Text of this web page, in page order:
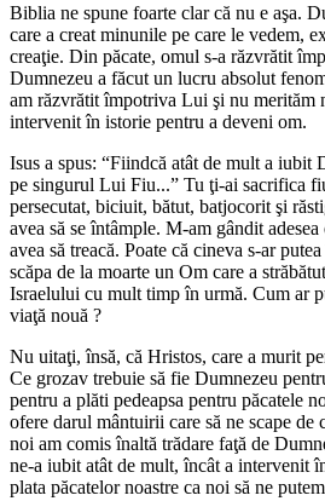
Biblia ne spune foarte clar că nu e aşa.
care a creat minunile pe care le vedem,
creaţie. Din păcate, omul s-a răzvrătit
Dumnezeu a făcut un lucru absolut
am răzvrătit împotriva Lui şi nu merităm
intervenit în istorie pentru a deveni om.
Isus a spus: “Fiindcă atât de mult a iubit
pe singurul Lui Fiu...” Tu ţi-ai sacrifica
persecutat, biciuit, bătut, batjocorit şi
avea să se întâmple. M-am gândit
avea să treacă. Poate că cineva s-ar
scăpa de la moarte un Om care a
Israelului cu mult timp în urmă. Cum ar
viaţă nouă ?
Nu uitaţi, însă, că Hristos, care a murit
Ce grozav trebuie să fie Dumnezeu
pentru a plăti pedeapsa pentru păcatele
ofere darul mântuirii care să ne scape de
noi am comis înaltă trădare faţă de
ne-a iubit atât de mult, încât a intervenit
plata păcatelor noastre ca noi să ne